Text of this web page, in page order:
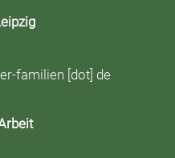
familien [dot] de